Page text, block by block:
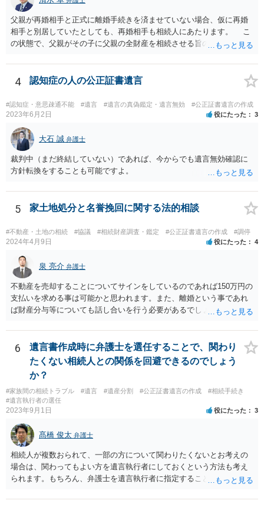
父親が再婚相手と正式に離婚手続きを済ませていない場合、仮に再婚
相手と別居していたとしても、再婚相手も相続人にあたります。 こ
の状態で、父親がその子に父親の全財産を相続させる旨の公正証書遺
が、再婚相手の遺留分を侵害しているため、再婚相手から相続人
（子）に対して遺留分侵害額請求権が行使される可能性があります。
お悩みのようであれば、問題の当事者であるお父様本人がお住まい
の地域等の弁護士に直接相談してみるのが望ましいように思います。
【参考】民法 （遺留分侵害額の請求） 第千四十六条 遺留分権利者及
びその承継人は、受遺者（特定財産承継遺言により財産を承継し又は
相続分の指定を受けた相続人を含む。以下この章において同じ。）又
は受贈者に対し、遺留分侵害額に相当する金銭の支払を請求すること
ができる。
4 認知症の人の公正証書遺言
#認知症・意思疎通不能 #遺言 #遺言の真偽鑑定・遺言無効 #公正証書遺言の作成
2023年6月2日 役にたった 3
大石 誠 弁護士
裁判中（まだ終結していない）であれば、今からでも遺言無効確認に
方針転換をすることも可能ですよ。
5 家土地処分と名誉挽回に関する法的相談
#不動産・土地の相続 #協議 #相続財産調査・鑑定 #公正証書遺言の作成 #調停
2024年4月9日 役にたった 4
泉 亮介 弁護士
不動産を売却することについてサインをしているのであれば150万円の
支払いを求める事は可能かと思われます。また、離婚という事であれ
ば財産分与等についても話し合いを行う必要があるでしょう。 細かい
士事務所へご相談されると良いでしょう。
6
遺言書作成時に弁護士を選任することで、関わり
たくない相続人との関係を回避できるのでしょう
か？
#家族間の相続トラブル #遺言 #遺産分割 #公正証書遺言の作成
#相続手続き
#遺言執行者の選任
2023年9月1日 役にたった 3
髙橋 俊太 弁護士
相続人が複数おられて、一部の方について関わりたくないとお考えの
場合は、関わってもよい方を遺言執行者にしておくという方法も考え
られます。もちろん、弁護士を遺言執行者に指定することもできます
方に再委任の権限を付与しておくという方法もあります。 一度、弁護